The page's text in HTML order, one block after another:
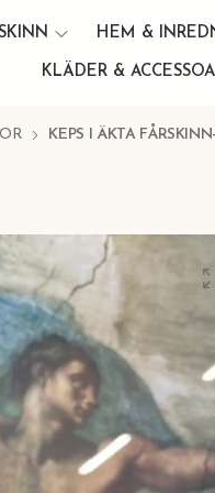
HEM &
KLÄDER &
KEPS I ÄKTA